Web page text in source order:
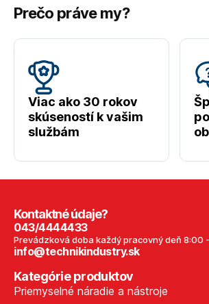
Prečo práve my?
Viac ako 30 rokov
skúseností k vašim
službám
Kontaktné údaje?
043/4444433
Prevádzková doba každý pracovný deň 8:00
info@technikindustry.sk
Kategórie produktov
Priemyselné náradie a nástroje